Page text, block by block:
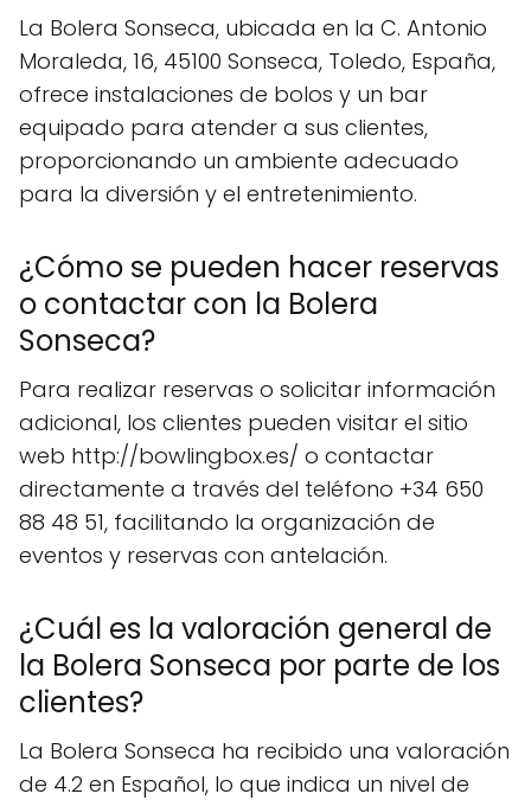
La Bolera Sonseca, ubicada en la C. Antonio
Moraleda, 16, 45100 Sonseca, Toledo, España,
ofrece instalaciones de bolos y un bar
equipado para atender a sus clientes,
proporcionando un ambiente adecuado
para la diversión y el entretenimiento.
¿Cómo se pueden hacer reservas
o contactar con la Bolera
Sonseca?
Para realizar reservas o solicitar información
adicional, los clientes pueden visitar el sitio
web http://bowlingbox.es/ o contactar
directamente a través del teléfono +34 650
88 48 51, facilitando la organización de
eventos y reservas con antelación.
¿Cuál es la valoración general de
la Bolera Sonseca por parte de los
clientes?
La Bolera Sonseca ha recibido una valoración
de 4.2 en Español, lo que indica un nivel de